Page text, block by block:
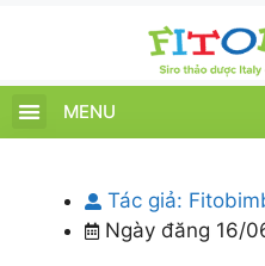
MENU
Tác giả:
Ngày đăng 16/